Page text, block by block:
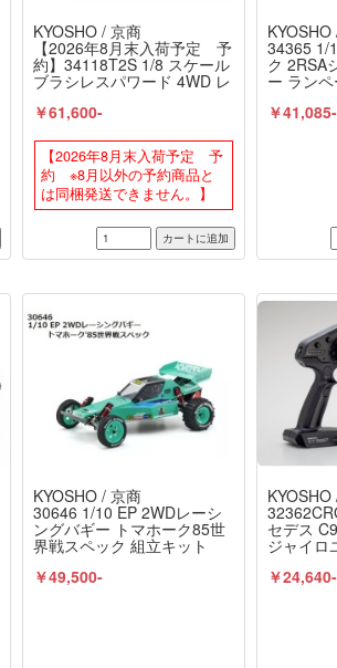
KYOSHO / 京商
【2026年8月末入荷予定 予
約】34118T2S 1/8 スケール
ブラシレスパワード 4WD レ
ノNEO4.0VE カラータイプ2
￥61,600-
【2026年8月末入荷予定 予
約 ※8月以外の予約商品と
は同梱発送できません。】
34365 1/
ク 2RSA
ー ラン
￥41,085-
KYOSHO / 京商
30646 1/10 EP 2WDレーシ
ングバギー トマホーク85世
界戦スペック 組立キット
￥49,500-
セデス
ジャイロ
定モデ
￥24,640-